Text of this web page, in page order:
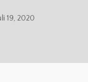
19, 2020